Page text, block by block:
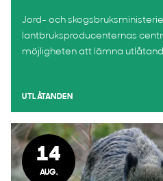
Jord- och
lantbruksproducenternas
möjligheten att lämna
UTLÅTANDEN
14
AUG.